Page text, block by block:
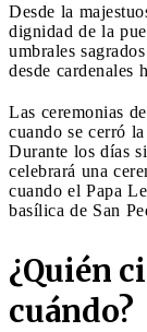
Desde la
dignidad de la
umbrales
desde cardenales
Las ceremonias
cuando se cerró
Durante los días
celebrará una
cuando el Papa
basílica de San
¿Quién
cuándo?